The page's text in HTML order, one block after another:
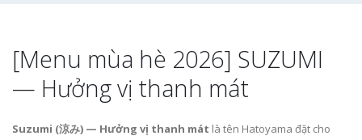
[Menu mùa hè 2026] SUZUMI
— Hưởng vị thanh mát
Suzumi (涼み) — Hưởng vị thanh mát là tên Hatoyama đặt cho